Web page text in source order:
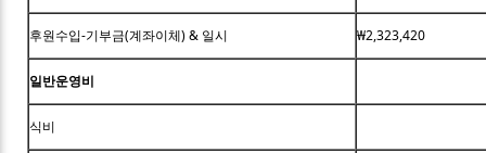
후원수입-기부금(계좌이체) & 일시 ₩2,323,420
일반운영비
식비